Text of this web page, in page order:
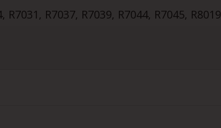
R7031, R7037, R7039, R7044, R7045, R8019